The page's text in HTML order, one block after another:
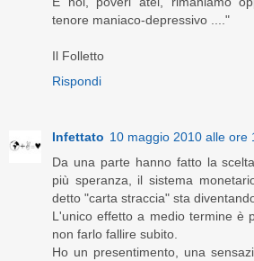
tenore maniaco-depressivo ...."
Il Folletto
Rispondi
Infettato 10 maggio 2010 alle ore
Da una parte hanno fatto la
più speranza, il sistema
detto "carta straccia" sta
L'unico effetto a medio termine è
non farlo fallire subito.
Ho un presentimento, una